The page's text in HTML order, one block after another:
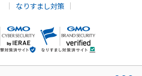
なりすまし対策